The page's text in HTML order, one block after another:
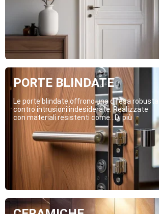
PORTE BLINDATE
Le porte blindate offrono una difesa robusta
contro intrusioni indesiderate. Realizzate
con materiali resistenti come...Di più